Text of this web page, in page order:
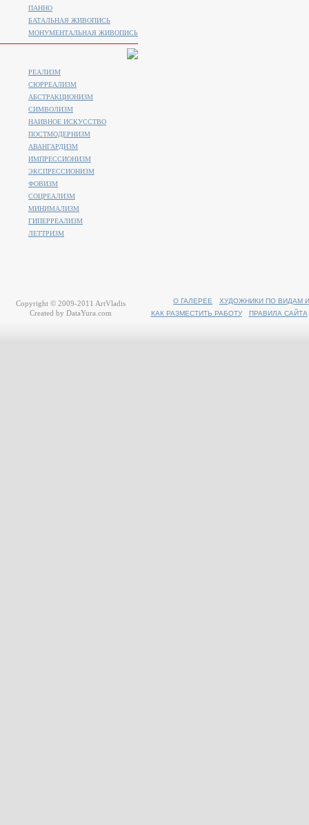
ПАННО
БАТАЛЬНАЯ ЖИВОПИСЬ
МОНУМЕНТАЛЬНАЯ ЖИВОПИСЬ
РЕАЛИЗМ
СЮРРЕАЛИЗМ
АБСТРАКЦИОНИЗМ
СИМВОЛИЗМ
НАИВНОЕ ИСКУССТВО
ПОСТМОДЕРНИЗМ
АВАНГАРДИЗМ
ИМПРЕССИОНИЗМ
ЭКСПРЕССИОНИЗМ
ФОВИЗМ
СОЦРЕАЛИЗМ
МИНИМАЛИЗМ
ГИПЕРРЕАЛИЗМ
ЛЕТТРИЗМ
О ГАЛЕРЕЕ
ХУДОЖНИКИ ПО ВИДАМ
КАК РАЗМЕСТИТЬ РАБОТУ
ПРАВИЛА САЙТА
Copyright © 2009-2011 ArtVladis
Created by DataYura.com